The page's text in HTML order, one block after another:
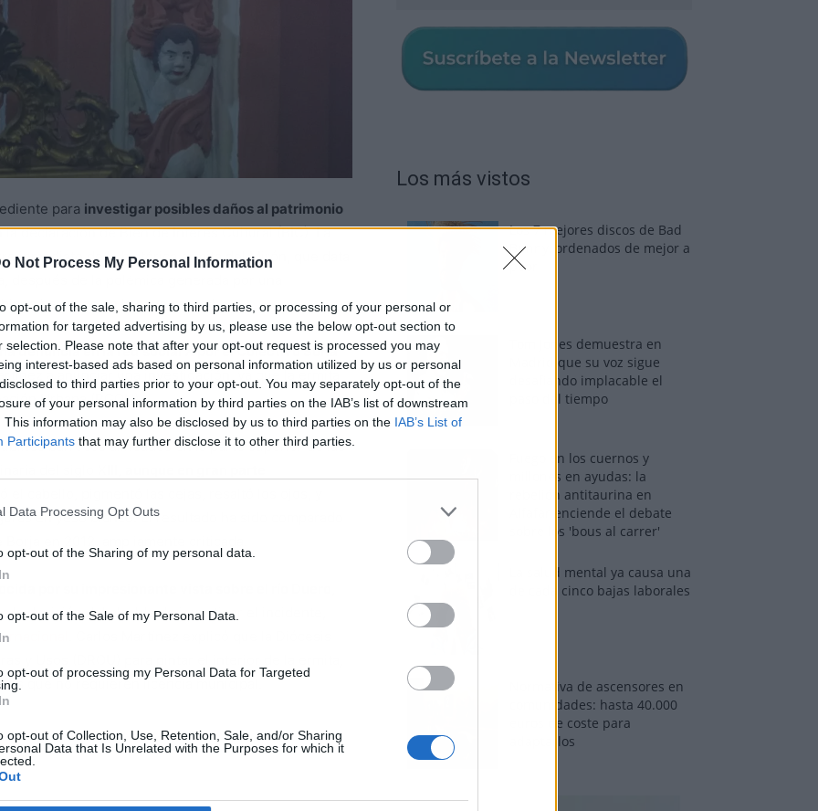
Not Process My Personal Information
opt-out of the sale, sharing to third parties, or processing of your personal or
for targeted advertising by us, please use the below opt-out section to
selection. Please note that after your opt-out request is processed you may
interest-based ads based on personal information utilized by us or personal
to third parties prior to your opt-out. You may separately opt-out of the
of your personal information by third parties on the IAB’s list of downstream
This information may also be disclosed by us to third parties on the IAB’s List of
Participants that may further disclose it to other third parties.
Data Processing Opt Outs
opt-out of the Sharing of my personal data.
opt-out of the Sale of my Personal Data.
opt-out of processing my Personal Data for Targeted
opt-out of Collection, Use, Retention, Sale, and/or Sharing
Data that Is Unrelated with the Purposes for which it
para investigar posibles daños al patrimonio
la declaración de Bien de Interés Cultural (BIC). La
inmediato de la histórica ermita del Mirón, que data
después de la polémica generada por una
barrocos en la nave central.
denuncia en la red social X por el Colectivo Soria
a anunciar una investigación, ya que la ermita
Urbana (PGOU).
barrocos alineados en la parte superior de las
del siglo XIII,
en yeso blanco. El resultado ha sido comparado
en 2012, ampliamente criticada.
la decisión del alcalde de investigar el incidente,
y Usos (DROU) para pintar el interior de la ermita,
que no requieren licencia municipal.
Los más vistos
Los 7 mejores discos de Bad
Bunny, ordenados de mejor a
peor
Tom Jones demuestra en
Madrid que su voz sigue
desafiando implacable el
paso del tiempo
Fuego en los cuernos y
millones en ayudas: la
rebelión antitaurina en
Alfafar enciende el debate
sobre los 'bous al carrer'
La salud mental ya causa una
de cada cinco bajas laborales
Normativa de ascensores en
comunidades: hasta 40.000
euros de coste para
adaptarlos